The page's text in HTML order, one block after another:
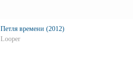
Петля времени (2012)
Looper